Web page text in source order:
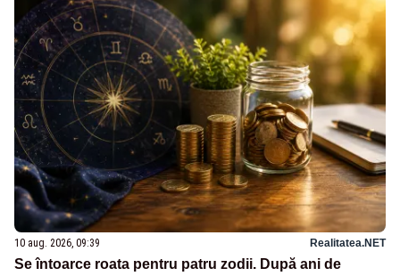
10 aug. 2026, 09:39 Realitatea.NET
Se întoarce roata pentru patru zodii. După ani de